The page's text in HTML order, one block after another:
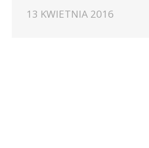
13 KWIETNIA 2016